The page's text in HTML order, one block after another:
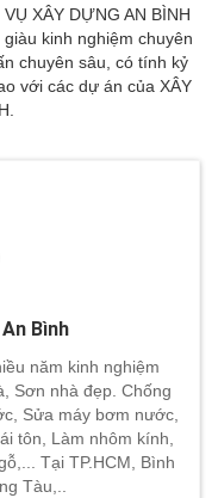
XÂY DỰNG AN BÌNH
kinh nghiệm chuyên
chuyên sâu, có tính kỷ
với các dự án của XÂY
Bình
năm kinh nghiệm
Sơn nhà đẹp. Chống
Sửa máy bơm nước,
tôn, Làm nhôm kính,
Tại TP.HCM, Bình
Tàu,..